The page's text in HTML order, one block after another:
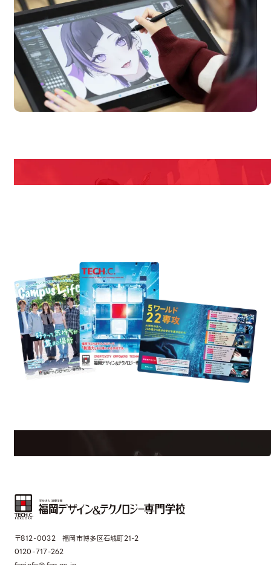
Open
Request
〒812-0032 福岡市博多区石城町21-2
0120-717-262